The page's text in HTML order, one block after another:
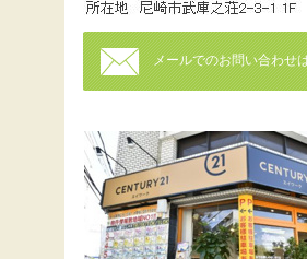
メールでのお問い合わせ